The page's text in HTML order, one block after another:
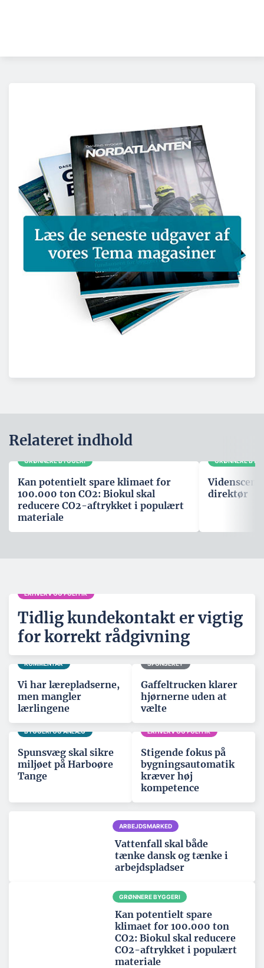
Relateret indhold
GRØNNERE BYGGERI
Kan potentielt spare klimaet for
100.000 ton CO2: Biokul skal
reducere CO2-aftrykket i populært
materiale
GRØNNERE
direktør
ERHVERV OG POLITIK
Tidlig kundekontakt er vigtig
for korrekt rådgivning
KOMMENTAR
Vi har lærepladserne,
men mangler
lærlingene
SPONSERET
Gaffeltrucken klarer
hjørnerne uden at
vælte
BYGGERI OG ANLÆG
Spunsvæg skal sikre
miljøet på Harboøre
Tange
ERHVERV OG POLITIK
Stigende fokus på
bygningsautomatik
kræver høj
kompetence
ARBEJDSMARKED
Vattenfall skal både
tænke dansk og tænke i
arbejdspladser
GRØNNERE BYGGERI
Kan potentielt spare
klimaet for 100.000 ton
CO2: Biokul skal reducere
CO2-aftrykket i populært
materiale